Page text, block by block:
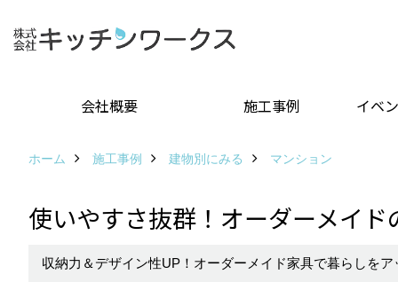
会社概要 施工事例 イベ
ホーム 施工事例 建物別にみる マンション
使いやすさ抜群！オーダーメイ
収納力＆デザイン性UP！オーダーメイド家具で暮らしをア